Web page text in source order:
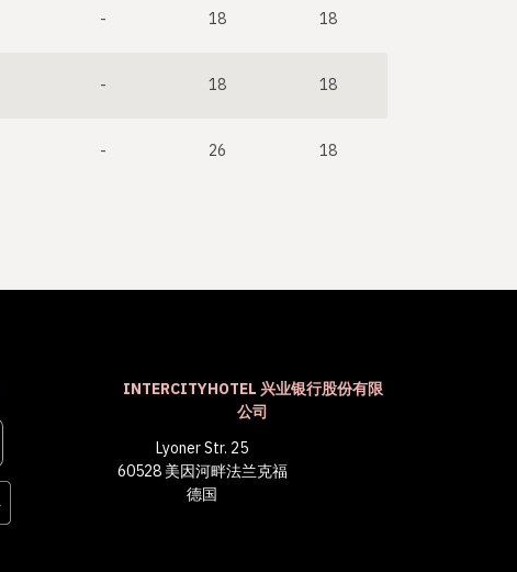
- 18 18
- 18 18
- 26 18
INTERCITYHOTEL 兴业银行股份有限
公司
Lyoner Str. 25
60528 美因河畔法兰克福
德国